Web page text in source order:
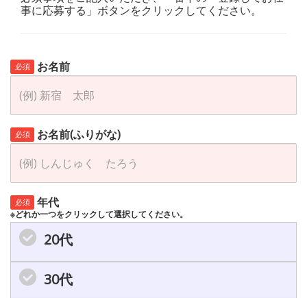
事に応募する」ボタンをクリックしてください。
必須 お名前
必須 お名前(ふりがな)
必須 年代
※どれか一つをクリックして選択してください。
20代
30代